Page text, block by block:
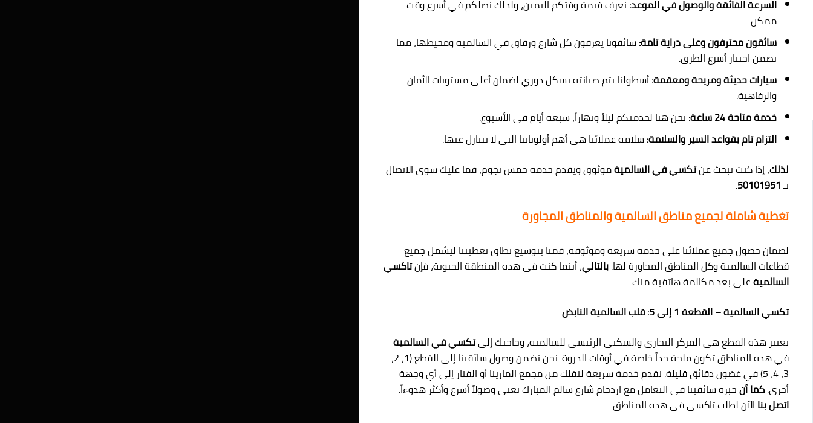
السرعة الفائقة والوصول في الموعد: نعرف قيمة وقتكم الثمين، ولذلك نصلكم في أسرع وقت
ممكن.
سائقون محترفون وعلى دراية تامة: سائقونا يعرفون كل شارع وزقاق في السالمية ومحيطها، مما
يضمن اختيار أسرع الطرق.
سيارات حديثة ومريحة ومعقمة:أسطولنا يتم صيانته بشكل دوري لضمان أعلى مستويات الأمان
والرفاهية.
خدمة متاحة 24 ساعة:
نحن هنا لخدمتكم ليلاً ونهاراً، سبعة أيام في الأسبوع.
التزام تام بقواعد السير والسلامة: سلامة عملائنا هي أهم أولوياتنا التي لا نتنازل عنها.
لذلك، إذا كنت تبحث عنتكسي في السالميةموثوق ويقدم خدمة خمس نجوم، فما عليك سوى الاتصال
بـ 50101951
.
تغطية شاملة لجميع مناطق السالمية والمناطق المجاورة
لضمان حصول جميع عملائنا على خدمة سريعة وموثوقة، قمنا بتوسيع نطاق تغطيتنا ليشمل جميع
قطاعات السالمية وكل المناطق المجاورة لها.بالتالي، أينما كنت في هذه المنطقة الحيوية، فإنتاكسي
السالميةعلى بعد مكالمة هاتفية منك.
تكسي السالمية – القطعة 1 إلى 5: قلب السالمية النابض
تعتبر هذه القطع هي المركز التجاري والسكني الرئيسي للسالمية، وحاجتك إلىتكسي في السالمية
في هذه المناطق تكون ملحة جداً خاصة في أوقات الذروة. نحن نضمن وصول سائقينا إلى القطع (1، 2،
3، 4، 5) في غضون دقائق قليلة. نقدم خدمة سريعة لنقلك من مجمع المارينا أو الفنار إلى أي وجهة
أخرى.كما أنخبرة سائقينا في التعامل مع ازدحام شارع سالم المبارك تعني وصولاً أسرع وأكثر هدوءاً.
اتصل بنا الآن لطلب تاكسي في هذه المناطق.